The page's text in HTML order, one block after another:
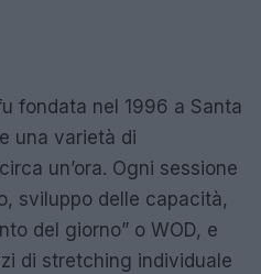
fondata nel 1996 a Santa
una varietà di
un’ora. Ogni sessione
sviluppo delle capacità,
del giorno” o WOD, e
di stretching individuale